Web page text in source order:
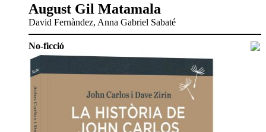
August Gil Matamala
David Fernàndez, Anna Gabriel Sabaté
No-ficció